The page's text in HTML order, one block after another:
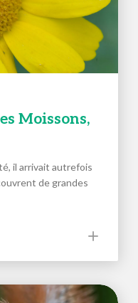
Moissons,
il arrivait autrefois
de grandes